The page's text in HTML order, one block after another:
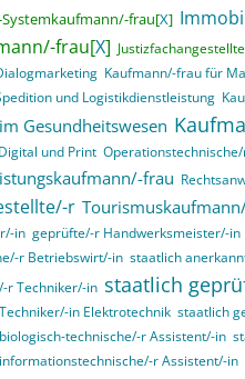
Systemkaufmann/-frau[X]
frau[X]
Kaufmann/-frau für
und Logistikdienstleistung
Gesundheitswesen
und Print
frau
r
in geprüfte/-r Handwerksmeister/-in
r Betriebswirt/-in staatlich
r Techniker/-in staatlich
in Elektrotechnik staatlich
technische/-r Assistent/-in
r Assistent/-in